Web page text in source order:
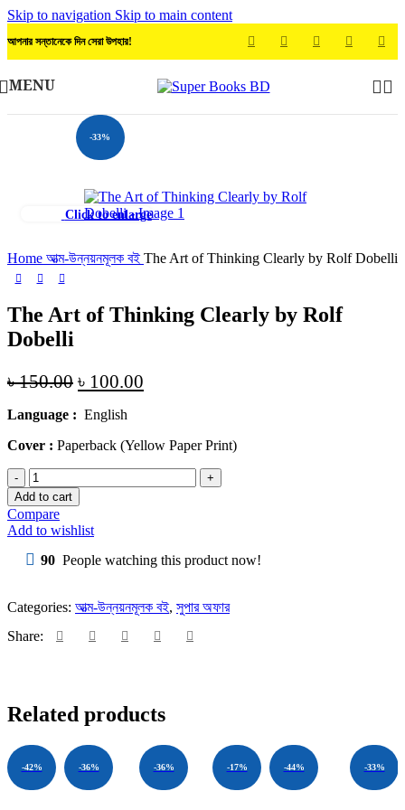
Skip to navigation Skip to main content
আপনার সন্তানেকে দিন সেরা উপহার!
MENU
-33%
Click to enlarge
Home আত্ম-উন্নয়নমূলক বই The Art of Thinking Clearly by Rolf Dobelli
The Art of Thinking Clearly by Rolf
Dobelli
৳150.00 Original
was:
৳ 150.00.
৳ 100.00
৳ 100.00.
Language : English
Cover : Paperback (Yellow Paper Print)
The
Art
of
Thinking
Clearly
by
quantity
Add to cart
Compare
Add to wishlist
90 People watching this product now!
Categories: আত্ম-উন্নয়নমূলক বই, সুপার অফার
Share:
Related products
-42% -36% -36% -17% -44% -33%